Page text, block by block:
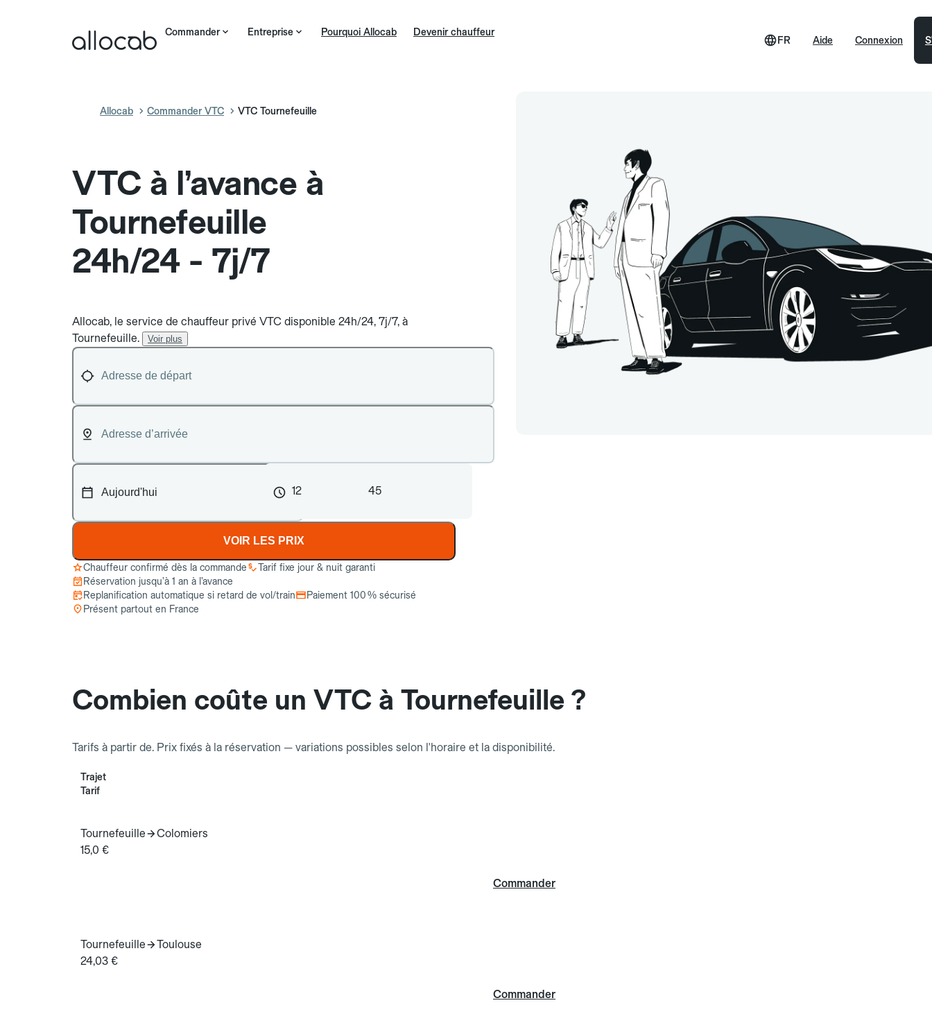
Commander Entreprise Pourquoi Allocab Devenir chauffeur
Aide
FR Connexion
Allocab Commander VTC VTC Tournefeuille
VTC à l’avance à
Tournefeuille
24h/24 - 7j/7
Allocab, le service de chauffeur privé VTC disponible 24h/24, 7j/7, à
Tournefeuille.
Voir plus
12 45
VOIR LES PRIX
Chauffeur confirmé dès la commande
Tarif fixe jour & nuit garanti
Réservation jusqu’à 1 an à l’avance
Replanification automatique si retard de vol/train
Paiement 100 % sécurisé
Présent partout en France
Combien coûte un VTC à Tournefeuille ?
Tarifs à partir de. Prix fixés à la réservation — variations possibles selon l'horaire et la disponibilité.
Trajet
Tarif
Tournefeuille
Colomiers
15,0 €
Commander
Tournefeuille
Toulouse
24,03 €
Commander